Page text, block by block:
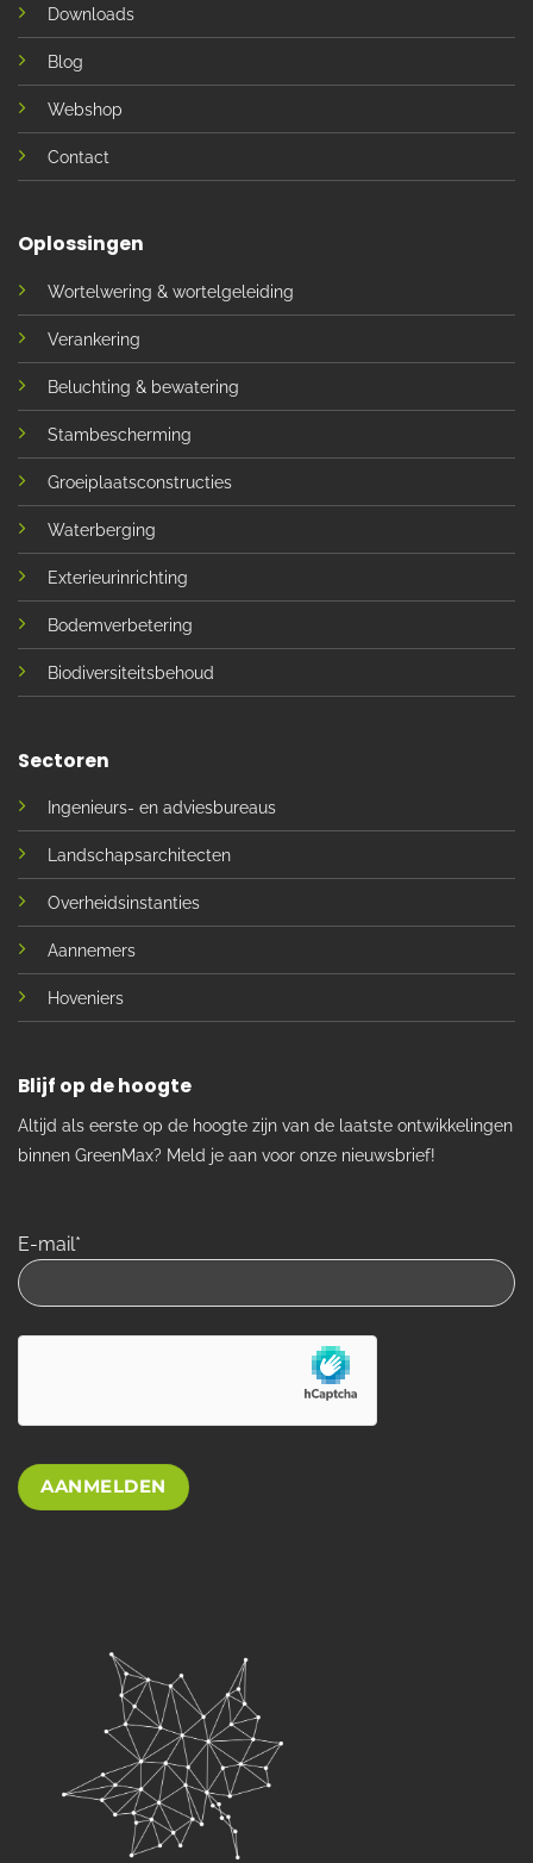
Downloads
Blog
Webshop
Contact
Oplossingen
Wortelwering & wortelgeleiding
Verankering
Beluchting & bewatering
Stambescherming
Groeiplaatsconstructies
Waterberging
Exterieurinrichting
Bodemverbetering
Biodiversiteitsbehoud
Sectoren
Ingenieurs- en adviesbureaus
Landschapsarchitecten
Overheidsinstanties
Aannemers
Hoveniers
Blijf op de hoogte
Altijd als eerste op de hoogte zijn van de laatste ontwikkelingen
binnen GreenMax? Meld je aan voor onze nieuwsbrief!
E-mail*